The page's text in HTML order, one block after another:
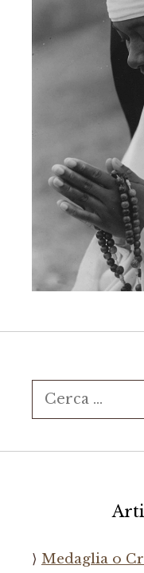
Ricerca
per:
Medaglia o